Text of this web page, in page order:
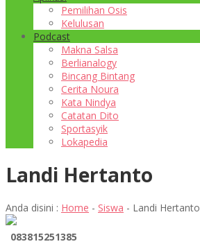
Pemilihan Osis
Kelulusan
Podcast
Makna Salsa
Berlianalogy
Bincang Bintang
Cerita Noura
Kata Nindya
Catatan Dito
Sportasyik
Lokapedia
Landi Hertanto
Anda disini : Home - Siswa - Landi Hertanto
083815251385